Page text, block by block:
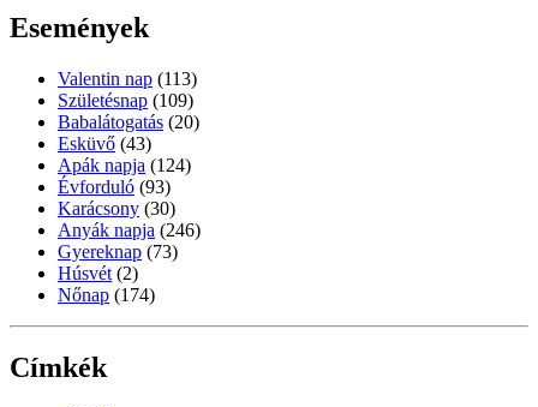
Események
Valentin nap (113)
Születésnap (109)
Babalátogatás (20)
Esküvő (43)
Apák napja (124)
Évforduló (93)
Karácsony (30)
Anyák napja (246)
Gyereknap (73)
Húsvét (2)
Nőnap (174)
Címkék